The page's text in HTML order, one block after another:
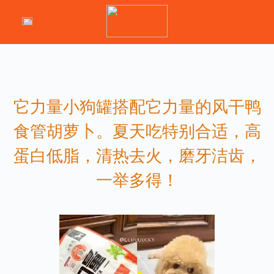
它力量小狗罐搭配它力量的风干鸭
食管胡萝卜。夏天吃特别合适，高
蛋白低脂，清热去火，磨牙洁齿，
一举多得！